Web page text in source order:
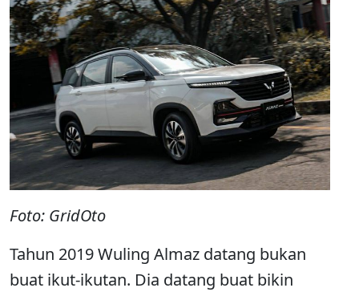
Foto: GridOto
Tahun 2019 Wuling Almaz datang bukan
buat ikut-ikutan. Dia datang buat bikin